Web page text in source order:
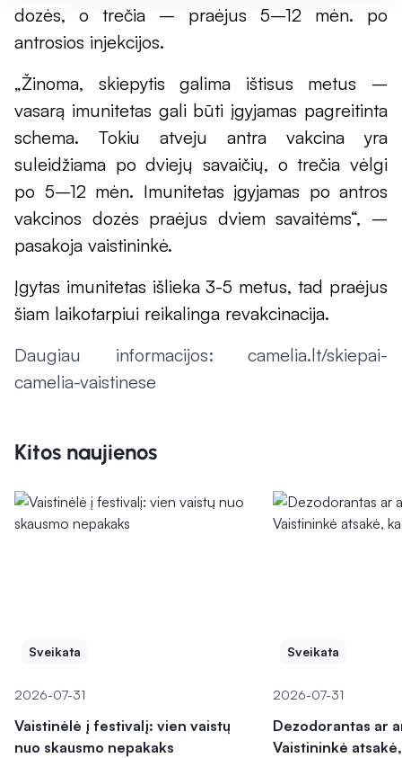
dozės, o trečia – praėjus 5–12 mėn. po
antrosios injekcijos.
„Žinoma, skiepytis galima ištisus metus –
vasarą imunitetas gali būti įgyjamas pagreitinta
schema. Tokiu atveju antra vakcina yra
suleidžiama po dviejų savaičių, o trečia vėlgi
po 5–12 mėn. Imunitetas įgyjamas po antros
vakcinos dozės praėjus dviem savaitėms“, –
pasakoja vaistininkė.
Įgytas imunitetas išlieka 3-5 metus, tad praėjus
šiam laikotarpiui reikalinga revakcinacija.
Daugiau informacijos: camelia.lt/skiepai-
camelia-vaistinese
Kitos naujienos
Sveikata
2026-07-31
Vaistinėlė į festivalį: vien vaistų
nuo skausmo nepakaks
Sveikata
2026-07-31
Dezodorantas ar
Vaistininkė